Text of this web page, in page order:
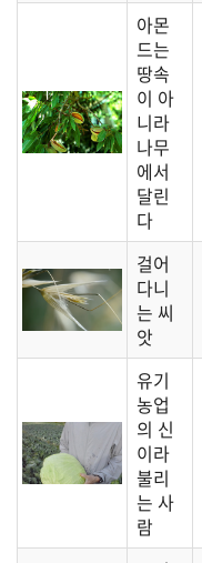
아몬
드는
땅속
이 아
니라
나무
에서
달린
다
걸어
다니
는 씨
앗
유기
농업
의 신
이라
불리
는 사
람